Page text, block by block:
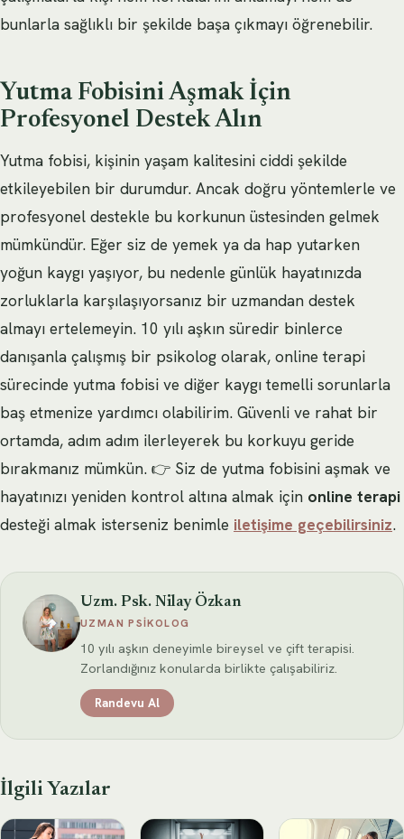
bunlarla sağlıklı bir şekilde başa çıkmayı öğrenebilir.
Yutma Fobisini Aşmak İçin
Profesyonel Destek Alın
Yutma fobisi, kişinin yaşam kalitesini ciddi şekilde
etkileyebilen bir durumdur. Ancak doğru yöntemlerle ve
profesyonel destekle bu korkunun üstesinden gelmek
mümkündür. Eğer siz de yemek ya da hap yutarken
yoğun kaygı yaşıyor, bu nedenle günlük hayatınızda
zorluklarla karşılaşıyorsanız bir uzmandan destek
almayı ertelemeyin. 10 yılı aşkın süredir binlerce
danışanla çalışmış bir psikolog olarak, online terapi
sürecinde yutma fobisi ve diğer kaygı temelli sorunlarla
baş etmenize yardımcı olabilirim. Güvenli ve rahat bir
ortamda, adım adım ilerleyerek bu korkuyu geride
bırakmanız mümkün. 👉 Siz de yutma fobisini aşmak ve
hayatınızı yeniden kontrol altına almak için online terapi
desteği almak isterseniz benimle iletişime geçebilirsiniz.
Uzm. Psk. Nilay Özkan
UZMAN PSIKOLOG
10 yılı aşkın deneyimle bireysel ve çift terapisi.
Zorlandığınız konularda birlikte çalışabiliriz.
Randevu Al
İlgili Yazılar